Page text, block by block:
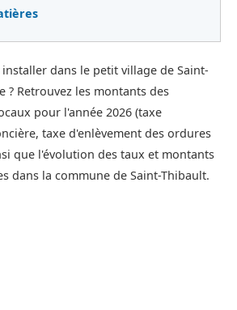
dans le petit village de Saint-
? Retrouvez les montants des
pour l'année 2026 (taxe
taxe d'enlèvement des ordures
que l'évolution des taux et montants
dans la commune de Saint-Thibault.